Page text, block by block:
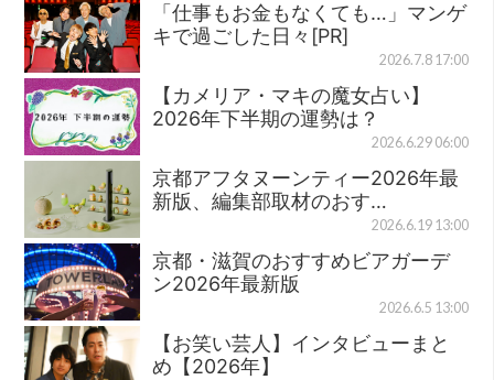
「仕事もお金もなくても…」マンゲ
キで過ごした日々[PR]
2026.7.8 17:00
【カメリア・マキの魔女占い】
2026年下半期の運勢は？
2026.6.29 06:00
京都アフタヌーンティー2026年最
新版、編集部取材のおす…
2026.6.19 13:00
京都・滋賀のおすすめビアガーデ
ン2026年最新版
2026.6.5 13:00
【お笑い芸人】インタビューまと
め【2026年】